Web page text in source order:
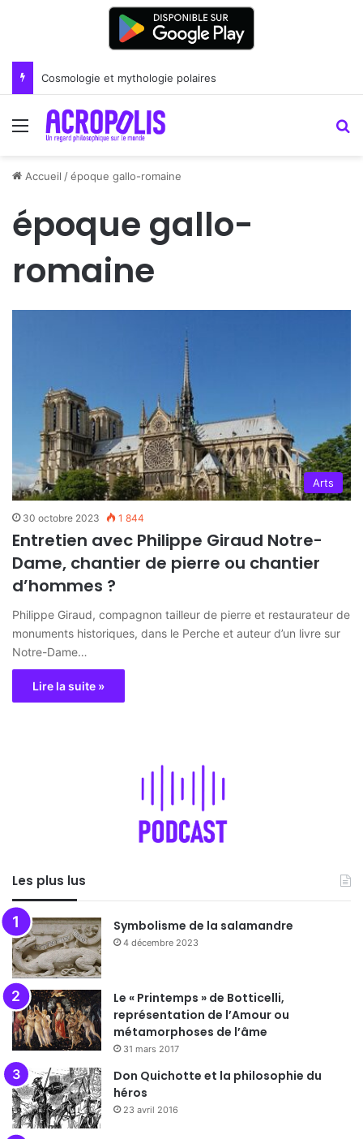
Cosmologie et mythologie polaires
Menu
Accueil /époque gallo-romaine
époque gallo-
romaine
Arts
30 octobre 2023 1 844
Entretien avec Philippe Giraud Notre-
Dame, chantier de pierre ou chantier
d’hommes ?
Philippe Giraud, compagnon tailleur de pierre et restaurateur de
monuments historiques, dans le Perche et auteur d’un livre sur
Notre-Dame…
Lire la suite »
Les plus lus
Symbolisme de la salamandre
4 décembre 2023
Le « Printemps » de Botticelli,
représentation de l’Amour ou
métamorphoses de l’âme
31 mars 2017
Don Quichotte et la philosophie du
héros
23 avril 2016